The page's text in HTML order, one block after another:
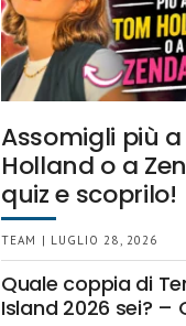
Assomigli più
Holland o a
quiz e scoprilo!
TEAM | LUGLIO 28, 2026
Quale coppia di
Island 2026 sei? –